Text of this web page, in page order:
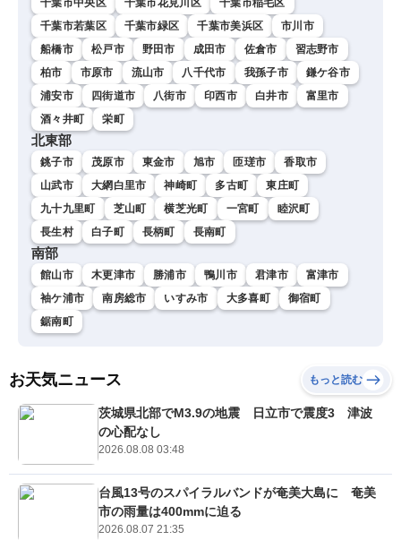
千葉市中央区 千葉市花見川区
千葉市稲毛区
千葉市若葉区
千葉市緑区 千葉市美浜区
市川市
船橋市
松戸市 野田市 成田市 佐倉市
習志野市
柏市
市原市 流山市 八千代市 我孫子市
鎌ケ谷市
浦安市
四街道市 八街市 印西市 白井市
富里市
酒々井町
栄町
北東部
銚子市 茂原市 東金市 旭市 匝瑳市
香取市
山武市
大網白里市 神崎町 多古町
東庄町
九十九里町
芝山町 横芝光町 一宮町
睦沢町
長生村
白子町 長柄町 長南町
南部
館山市 木更津市 勝浦市 鴨川市 君津市
富津市
袖ケ浦市
南房総市 いすみ市 大多喜町
御宿町
鋸南町
お天気ニュース もっと読む
茨城県北部でM3.9の地震 日立市で震度3 津波
の心配なし
2026.08.08 03:48
台風13号のスパイラルバンドが奄美大島に 奄美
市の雨量は400mmに迫る
2026.08.07 21:35